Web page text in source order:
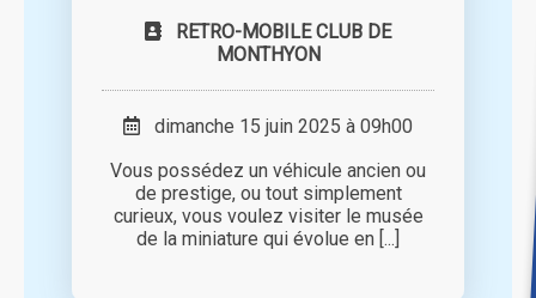
RETRO-MOBILE CLUB DE
MONTHYON
dimanche 15 juin 2025 à 09h00
Vous possédez un véhicule ancien ou
de prestige, ou tout simplement
curieux, vous voulez visiter le musée
de la miniature qui évolue en [...]